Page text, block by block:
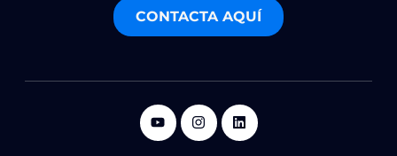
CONTACTA AQUÍ